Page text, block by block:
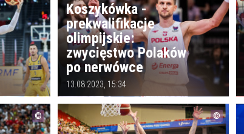
Koszykówka -
prekwalifikacje
olimpijskie:
zwycięstwo Polaków
po nerwówce
13.08.2023, 15:34